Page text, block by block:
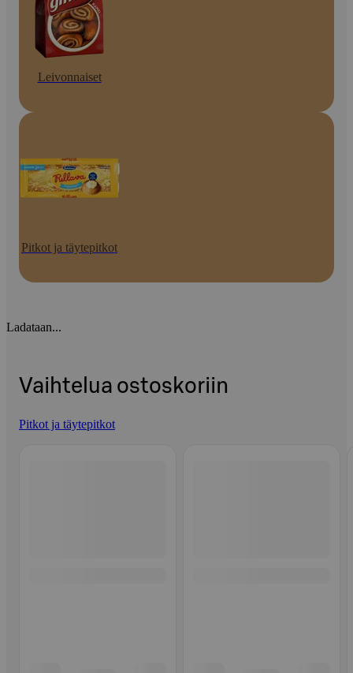
Leivonnaiset
Pitkot ja täytepitkot
Ladataan...
Vaihtelua ostoskoriin
Pitkot ja täytepitkot